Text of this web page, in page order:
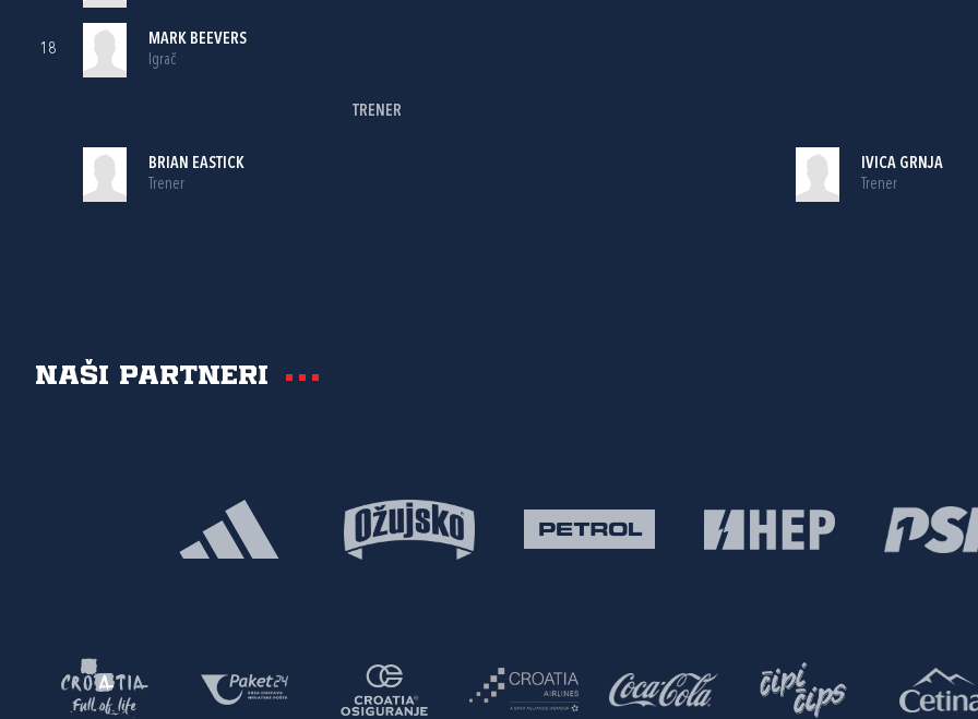
18
MARK BEEVERS
Igrač
TRENER
BRIAN EASTICK
Trener
IVICA GRNJA
Trener
Naši partneri